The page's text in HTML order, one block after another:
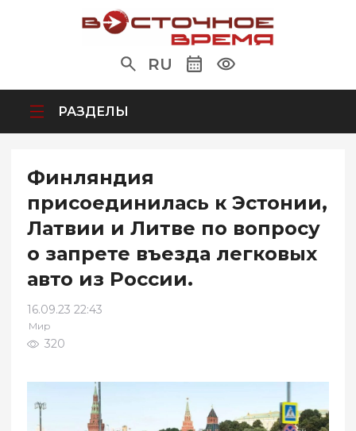
RU
РАЗДЕЛЫ
Финляндия
присоединилась к Эстонии,
Латвии и Литве по вопросу
о запрете въезда легковых
авто из России.
16.09.23 22:43
Мир
320